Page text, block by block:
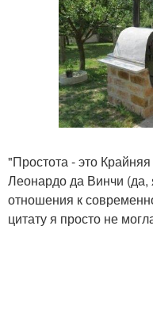
"Простота - это
Леонардо да Винчи
отношения к
цитату я просто не